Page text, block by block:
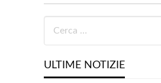
ULTIME NOTIZIE